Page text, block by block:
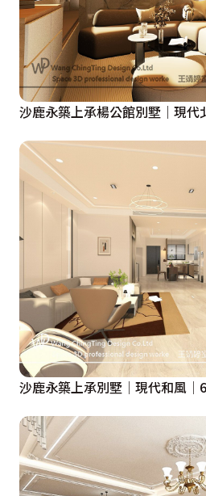
沙鹿永築上承楊公館別墅｜現代
沙鹿永築上承別墅│現代和風